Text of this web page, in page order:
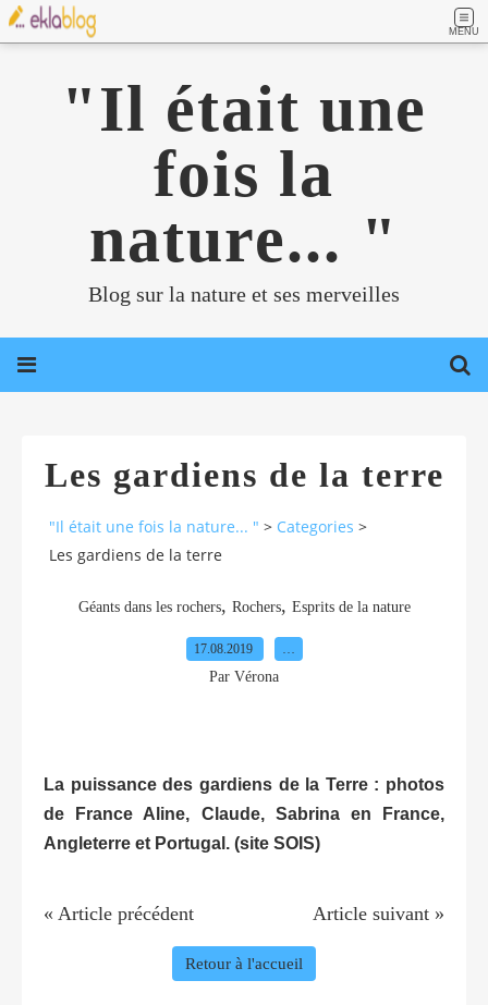
MENU
"Il était une
fois la
nature... "
Blog sur la nature et ses merveilles
Les gardiens de la terre
"Il était une fois la nature... " > Categories >
Les gardiens de la terre
Géants dans les rochers, Rochers, Esprits de la nature
17.08.2019
Par Vérona
La puissance des gardiens de la Terre : photos
de France Aline, Claude, Sabrina en France,
Angleterre et Portugal. (site SOIS)
« Article précédent Article suivant »
Retour à l'accueil